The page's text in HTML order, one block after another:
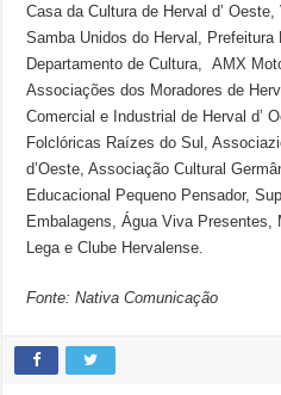
Casa da Cultura de Herval d’
Samba Unidos do Herval, Prefeitura
Departamento de Cultura, AMX
Associações dos Moradores de
Comercial e Industrial de Herval d’
Folclóricas Raízes do Sul,
d’Oeste, Associação Cultural
Educacional Pequeno Pensador,
Embalagens, Água Viva Presentes,
Lega e Clube Hervalense.
Fonte: Nativa Comunicação